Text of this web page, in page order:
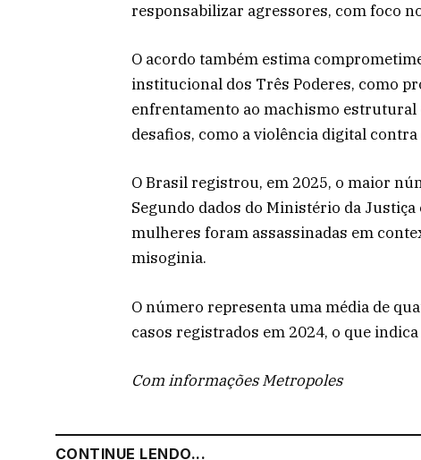
responsabilizar agressores, com foco
O acordo também estima
institucional dos Três Poderes, como
enfrentamento ao machismo estrutural
desafios, como a violência digital
O Brasil registrou, em 2025, o maior
Segundo dados do Ministério da Justiça
mulheres foram assassinadas em
misoginia.
O número representa uma média de
casos registrados em 2024, o que
Com informações Metropoles
CONTINUE LENDO...